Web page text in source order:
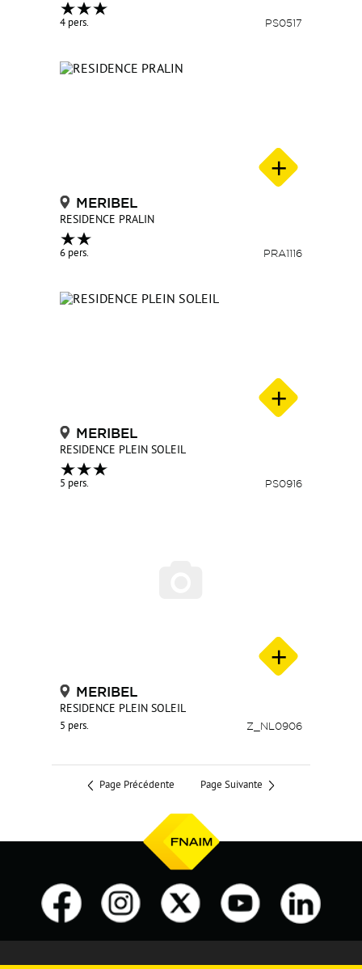
4 pers. PS0517
MERIBEL
RESIDENCE PRALIN
6 pers. PRA1116
MERIBEL
RESIDENCE PLEIN SOLEIL
5 pers. PS0916
MERIBEL
RESIDENCE PLEIN SOLEIL
5 pers. Z_NL0906
Page Précédente Page Suivante